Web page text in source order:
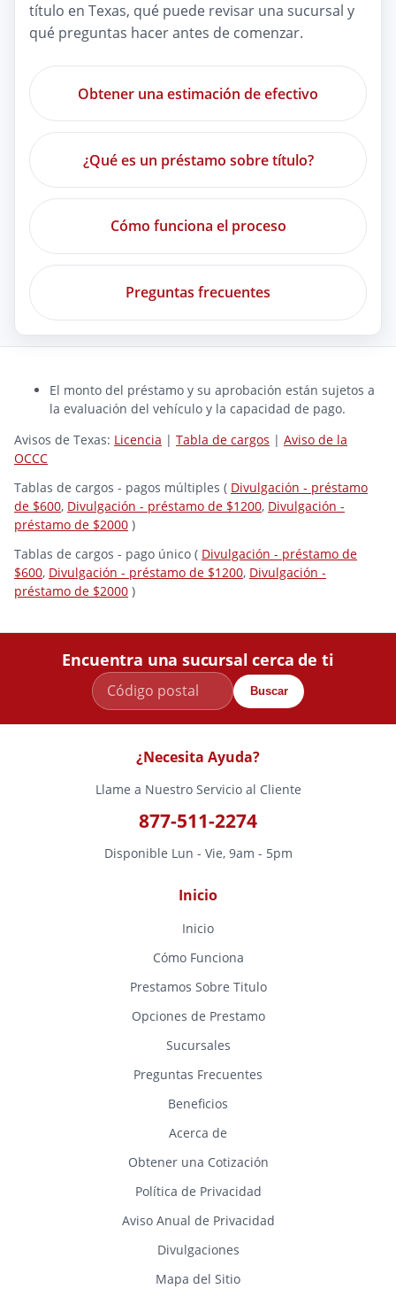
título en Texas, qué puede revisar una sucursal y
qué preguntas hacer antes de comenzar.
Obtener una estimación de efectivo
¿Qué es un préstamo sobre título?
Cómo funciona el proceso
Preguntas frecuentes
El monto del préstamo y su aprobación están sujetos a
la evaluación del vehículo y la capacidad de pago.
Avisos de Texas: Licencia | Tabla de cargos | Aviso de la
OCCC
Tablas de cargos - pagos múltiples ( Divulgación - préstamo
de $600, Divulgación - préstamo de $1200, Divulgación -
préstamo de $2000 )
Tablas de cargos - pago único ( Divulgación - préstamo de
$600, Divulgación - préstamo de $1200, Divulgación -
préstamo de $2000 )
Encuentra una sucursal cerca de ti
Buscar
¿Necesita Ayuda?
Llame a Nuestro Servicio al Cliente
877-511-2274
Disponible Lun - Vie, 9am - 5pm
Inicio
Inicio
Cómo Funciona
Prestamos Sobre Titulo
Opciones de Prestamo
Sucursales
Preguntas Frecuentes
Beneficios
Acerca de
Obtener una Cotización
Política de Privacidad
Aviso Anual de Privacidad
Divulgaciones
Mapa del Sitio